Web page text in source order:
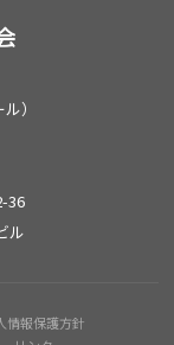
）
36
ル
情報保護方針